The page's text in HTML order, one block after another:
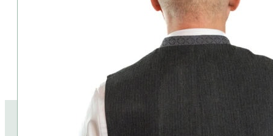
⦁ Lederhose,Hemd und Accessoires sind im Preis nicht enthalten